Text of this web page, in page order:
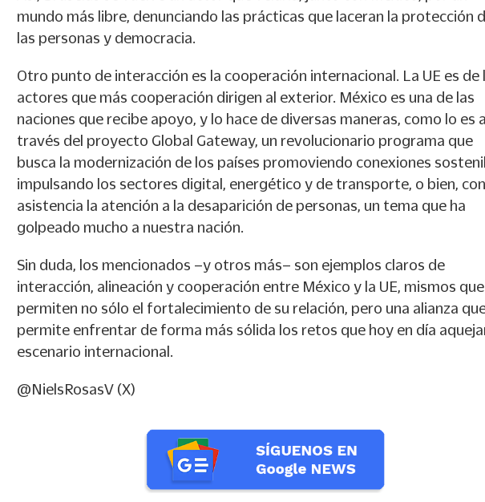
mundo más libre, denunciando las prácticas que laceran la protección
las personas y democracia.
Otro punto de interacción es la cooperación internacional. La UE es de
actores que más cooperación dirigen al exterior. México es una de las
naciones que recibe apoyo, y lo hace de diversas maneras, como lo es a
través del proyecto Global Gateway, un revolucionario programa que
busca la modernización de los países promoviendo conexiones
impulsando los sectores digital, energético y de transporte, o bien,
asistencia la atención a la desaparición de personas, un tema que ha
golpeado mucho a nuestra nación.
Sin duda, los mencionados –y otros más– son ejemplos claros de
interacción, alineación y cooperación entre México y la UE, mismos que
permiten no sólo el fortalecimiento de su relación, pero una alianza
permite enfrentar de forma más sólida los retos que hoy en día
escenario internacional.
@NielsRosasV (X)